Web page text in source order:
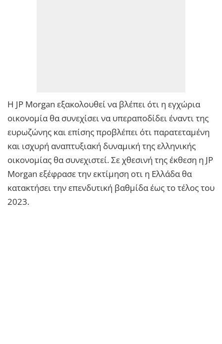
Η JP Morgan εξακολουθεί να βλέπει ότι η εγχώρια
οικονομία θα συνεχίσει να υπεραποδίδει έναντι της
ευρωζώνης και επίσης προβλέπει ότι παρατεταμένη
και ισχυρή αναπτυξιακή δυναμική της ελληνικής
οικονομίας θα συνεχιστεί. Σε χθεσινή της έκθεση η JP
Morgan εξέφρασε την εκτίμηση οτι η Ελλάδα θα
κατακτήσει την επενδυτική βαθμίδα έως το τέλος του
2023.